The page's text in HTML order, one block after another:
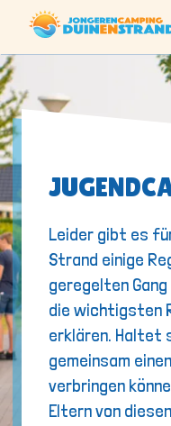
Leider gibt es
Strand einige
geregelten
die wichtigsten
erklären. Haltet
gemeinsam
verbringen
Eltern von